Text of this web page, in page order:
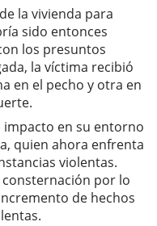
la vivienda para
sido entonces
los presuntos
la víctima recibió
en el pecho y otra en
en su entorno
quien ahora enfrenta
violentas.
por lo
de hechos